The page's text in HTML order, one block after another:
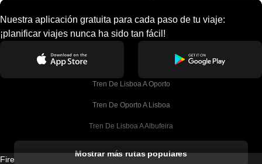
Nuestra aplicación gratuita para cada paso de tu viaje:
¡planificar viajes nunca ha sido tan fácil!
Tren De Lisboa A Oporto
Tren De Oporto A Lisboa
Tren De Lisboa A Albufeira
Mostrar más rutas populares
Firebird GT Limited (OC 1451)